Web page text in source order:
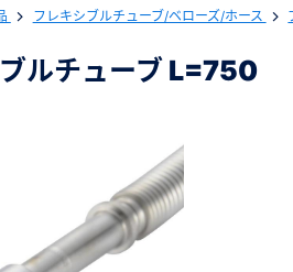
フレキシブルチューブ/ベローズ/ホース
ルチューブ L=750
適合報告書のダウンロードを
会社・学校・研究機関名
ば、便利な機能がご利用いただけ